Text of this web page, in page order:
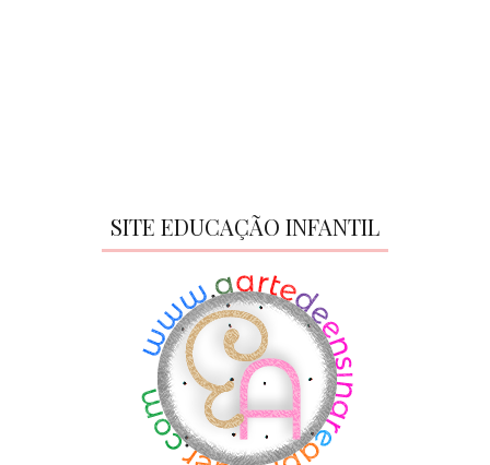
SITE EDUCAÇÃO INFANTIL